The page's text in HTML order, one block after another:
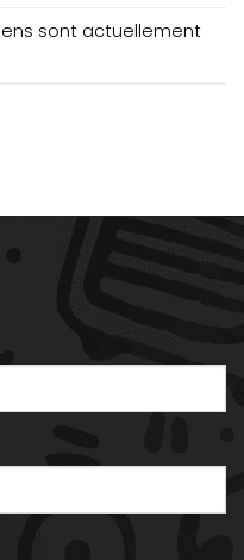
sont actuellement